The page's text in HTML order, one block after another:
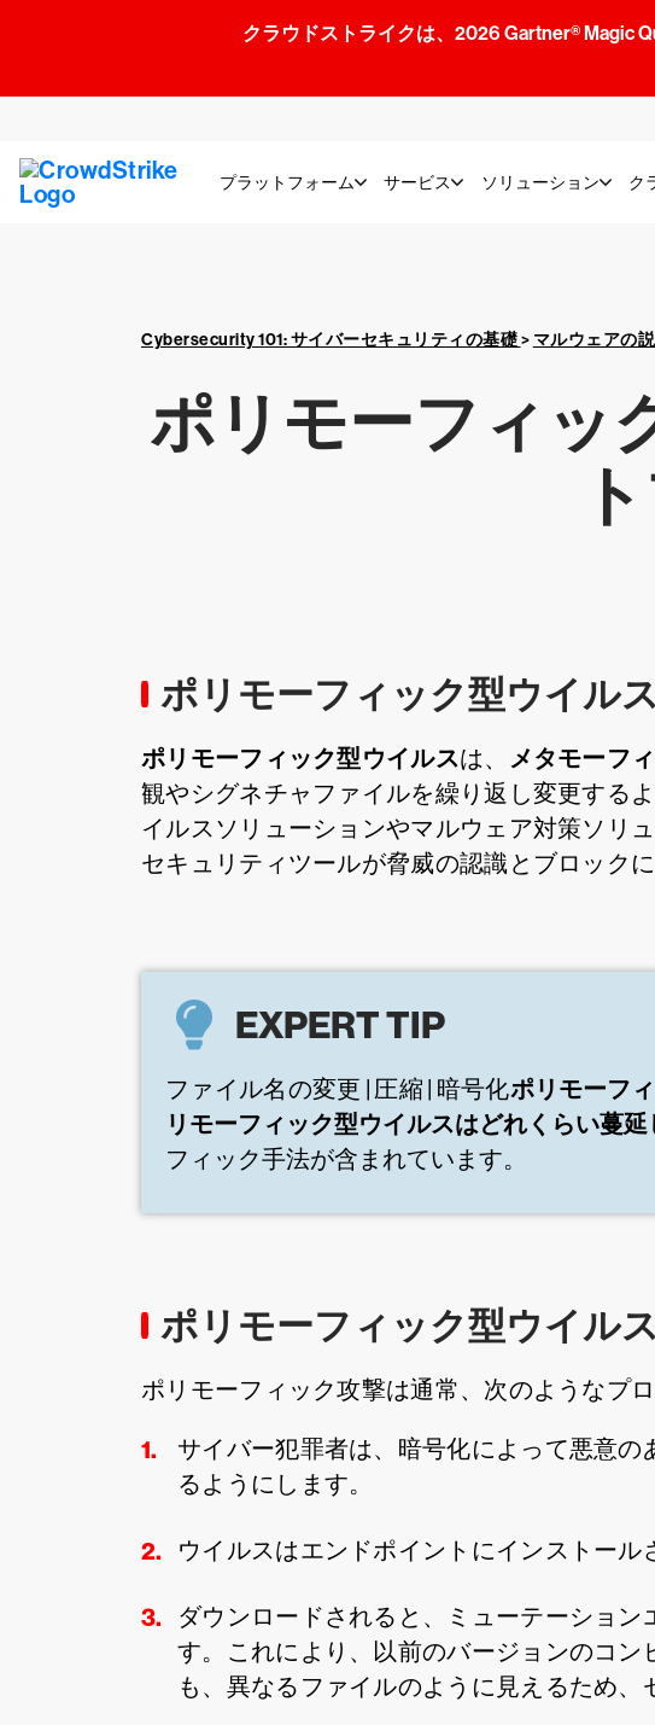
クラウドストライクは、2026 Gartner® Magic
プラットフォーム サービス ソリューション ク
Cybersecurity 101: サイバーセキュリティの基礎> マルウェアの
ポリモーフィッ
ポリモーフィック型ウイル
ポリモーフィック型ウイルスは、 メタモーフ
観やシグネチャファイルを繰り返し変更する
イルスソリューションやマルウェア対策ソリ
セキュリティツールが脅威の認識とブロックに
EXPERT TIP
ファイル名の変更 | 圧縮 | 暗号化ポリモーフ
リモーフィック型ウイルスはどれくらい蔓延
フィック手法が含まれています。
ポリモーフィック型ウイル
ポリモーフィック攻撃は通常、次のようなプロ
サイバー犯罪者は、暗号化によって悪意
るようにします。
ウイルスはエンドポイントにインストール
ダウンロードされると、ミューテーショ
す。これにより、以前のバージョンのコ
も、異なるファイルのように見えるため、